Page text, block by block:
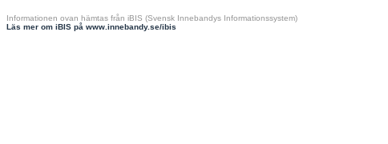
Informationen ovan hämtas från iBIS (Svensk Innebandys Informationssystem)
Läs mer om iBIS på www.innebandy.se/ibis